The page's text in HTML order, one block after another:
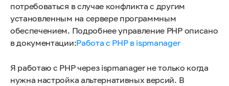
потребоваться в случае конфликта с другим
установленным на сервере программным
обеспечением. Подробнее управление PHP описано
в документации:Работа с PHP в ispmanager
Я работаю с PHP через ispmanager не только когда
нужна настройка альтернативных версий. В